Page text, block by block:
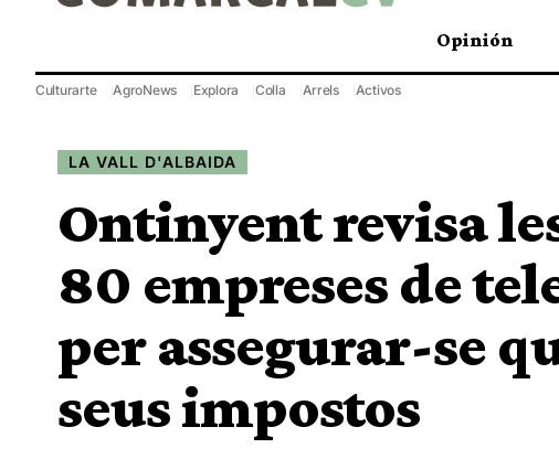
Opinión
Culturarte AgroNews Explora Colla Arrels Activos
LA VALL D'ALBAIDA
Ontinyent revisa
80 empreses de
per assegurar-se
seus impostos